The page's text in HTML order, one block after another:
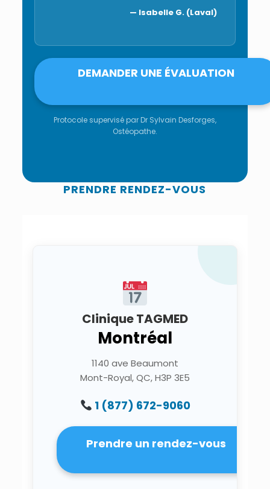
— Isabelle G. (Laval)
DEMANDER UNE ÉVALUATION
Protocole supervisé par Dr Sylvain Desforges,
Ostéopathe.
PRENDRE RENDEZ-VOUS
Clinique TAGMED
Montréal
1140 ave Beaumont
Mont-Royal, QC, H3P 3E5
1 (877) 672-9060
Prendre un rendez-vous